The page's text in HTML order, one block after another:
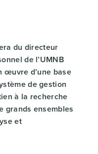
du directeur
de l’UMNB
œuvre d’une base
de gestion
à la recherche
grands ensembles
et